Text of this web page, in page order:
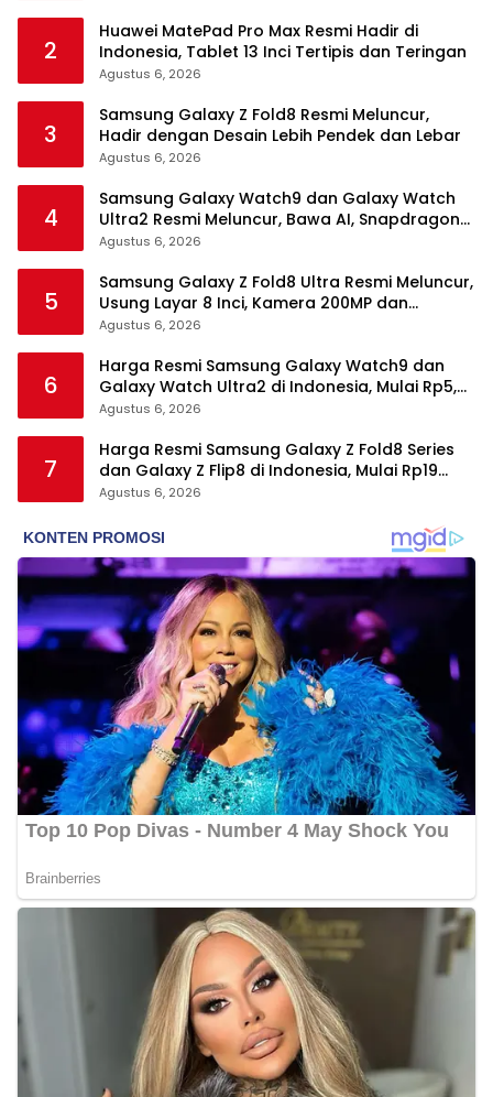
2
Huawei MatePad Pro Max Resmi Hadir di
Indonesia, Tablet 13 Inci Tertipis dan Teringan
Agustus 6, 2026
3
Samsung Galaxy Z Fold8 Resmi Meluncur,
Hadir dengan Desain Lebih Pendek dan Lebar
Agustus 6, 2026
4
Samsung Galaxy Watch9 dan Galaxy Watch
Ultra2 Resmi Meluncur, Bawa AI, Snapdragon
Wear Elite, dan Fitur Kesehatan Baru
Agustus 6, 2026
5
Samsung Galaxy Z Fold8 Ultra Resmi Meluncur,
Usung Layar 8 Inci, Kamera 200MP dan
Snapdragon 8 Elite Gen 5
Agustus 6, 2026
6
Harga Resmi Samsung Galaxy Watch9 dan
Galaxy Watch Ultra2 di Indonesia, Mulai Rp5,9
Jutaan
Agustus 6, 2026
7
Harga Resmi Samsung Galaxy Z Fold8 Series
dan Galaxy Z Flip8 di Indonesia, Mulai Rp19
Jutaan
Agustus 6, 2026